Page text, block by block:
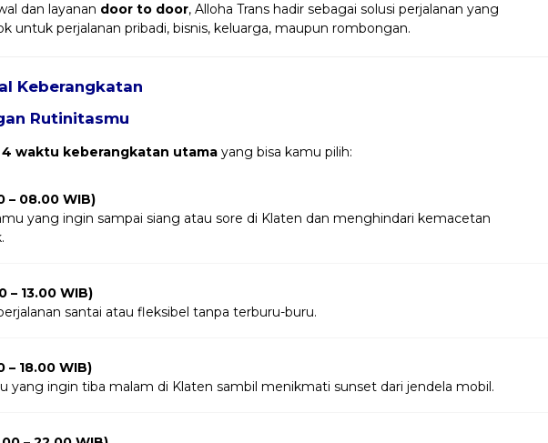
dan layanan door to door, Alloha Trans hadir sebagai solusi perjalanan yang
untuk perjalanan pribadi, bisnis, keluarga, maupun rombongan.
Keberangkatan
Rutinitasmu
4 waktu keberangkatan utama yang bisa kamu pilih:
– 08.00 WIB)
yang ingin sampai siang atau sore di Klaten dan menghindari kemacetan
– 13.00 WIB)
santai atau fleksibel tanpa terburu-buru.
– 18.00 WIB)
yang ingin tiba malam di Klaten sambil menikmati sunset dari jendela mobil.